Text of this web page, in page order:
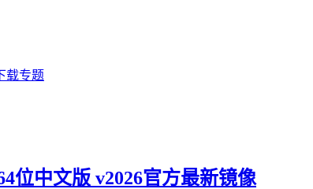
载专题
位中文版 v2026官方最新镜像